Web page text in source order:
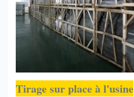
Tirage sur place à l'usine